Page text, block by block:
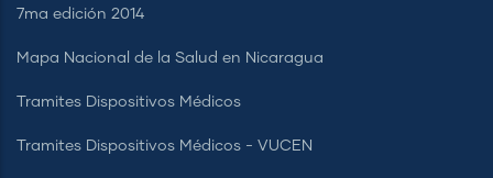
7ma edición 2014
Mapa Nacional de la Salud en Nicaragua
Tramites Dispositivos Médicos
Tramites Dispositivos Médicos - VUCEN